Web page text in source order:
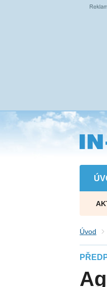
Přejít
na
hlavní
obsah
Úvod